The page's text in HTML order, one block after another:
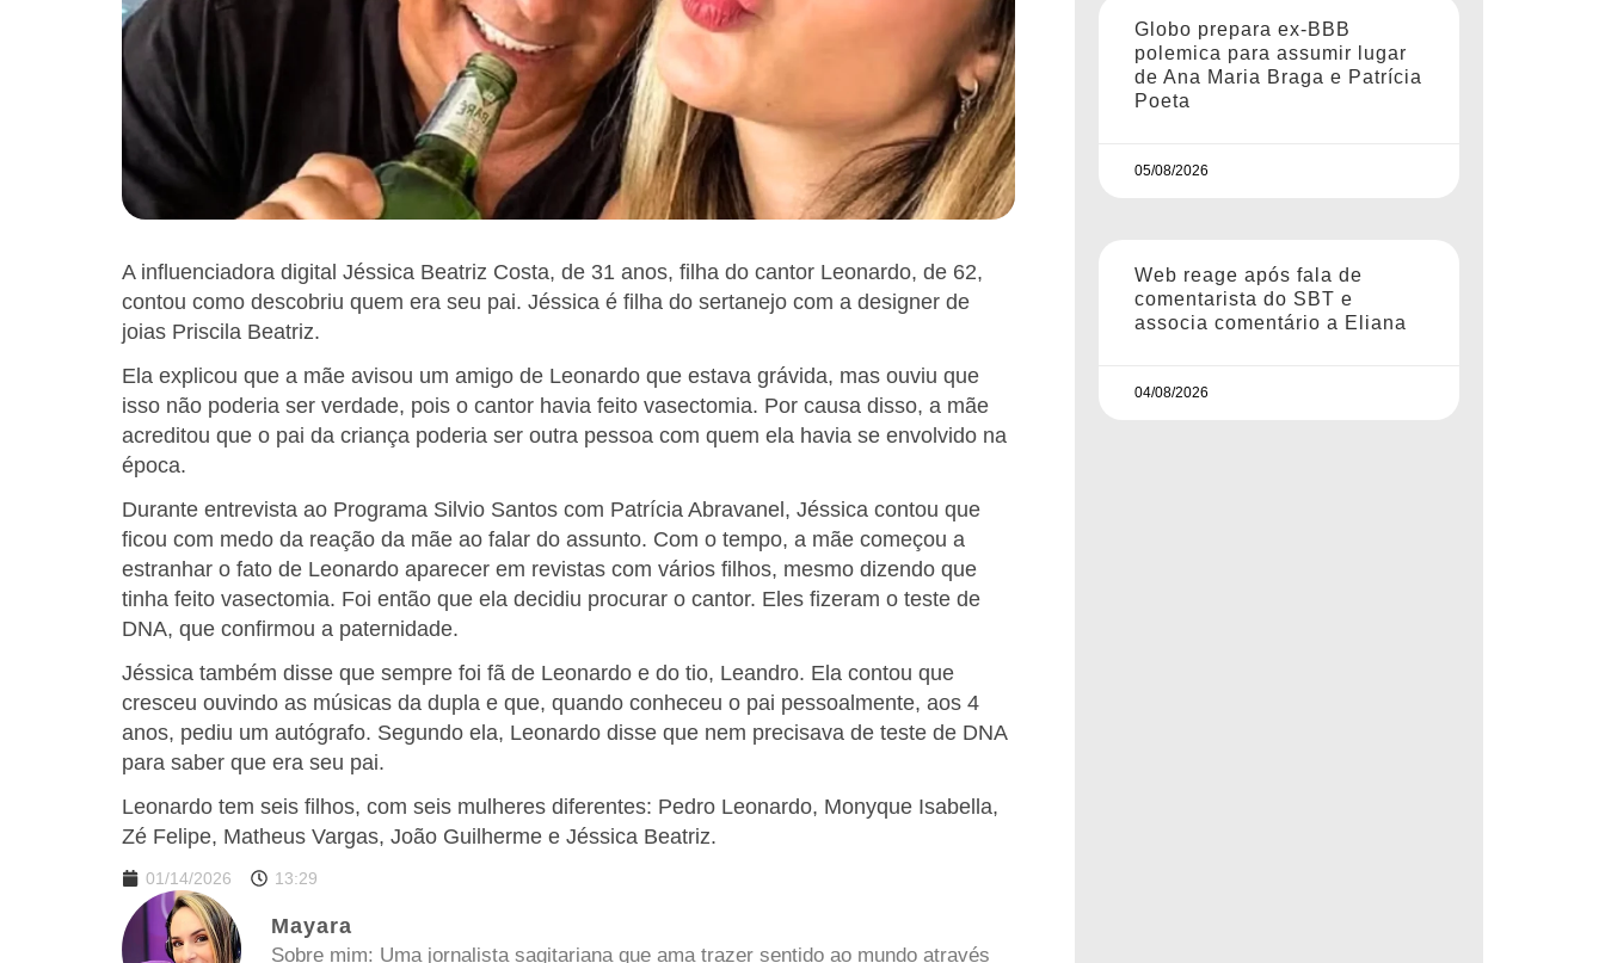
A influenciadora digital Jéssica Beatriz Costa, de 31 anos, filha do cantor Leonardo, de 62,
contou como descobriu quem era seu pai. Jéssica é filha do sertanejo com a designer de
joias Priscila Beatriz.
Ela explicou que a mãe avisou um amigo de Leonardo que estava grávida, mas ouviu que
isso não poderia ser verdade, pois o cantor havia feito vasectomia. Por causa disso, a mãe
acreditou que o pai da criança poderia ser outra pessoa com quem ela havia se envolvido na
época.
Durante entrevista ao Programa Silvio Santos com Patrícia Abravanel, Jéssica contou que
ficou com medo da reação da mãe ao falar do assunto. Com o tempo, a mãe começou a
estranhar o fato de Leonardo aparecer em revistas com vários filhos, mesmo dizendo que
tinha feito vasectomia. Foi então que ela decidiu procurar o cantor. Eles fizeram o teste de
DNA, que confirmou a paternidade.
Jéssica também disse que sempre foi fã de Leonardo e do tio, Leandro. Ela contou que
cresceu ouvindo as músicas da dupla e que, quando conheceu o pai pessoalmente, aos 4
anos, pediu um autógrafo. Segundo ela, Leonardo disse que nem precisava de teste de DNA
para saber que era seu pai.
Leonardo tem seis filhos, com seis mulheres diferentes: Pedro Leonardo, Monyque Isabella,
Zé Felipe, Matheus Vargas, João Guilherme e Jéssica Beatriz.
01/14/2026 13:29
Mayara
Sobre mim: Uma jornalista sagitariana que ama trazer sentido ao mundo através
Globo prepara ex-BBB
polemica para assumir lugar
de Ana Maria Braga e Patrícia
Poeta
05/08/2026
Web reage após fala de
comentarista do SBT e
associa comentário a Eliana
04/08/2026